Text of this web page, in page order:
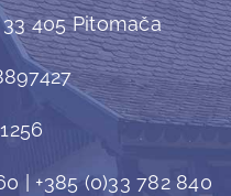
405 Pitomača
| +385 (0)33 782 840